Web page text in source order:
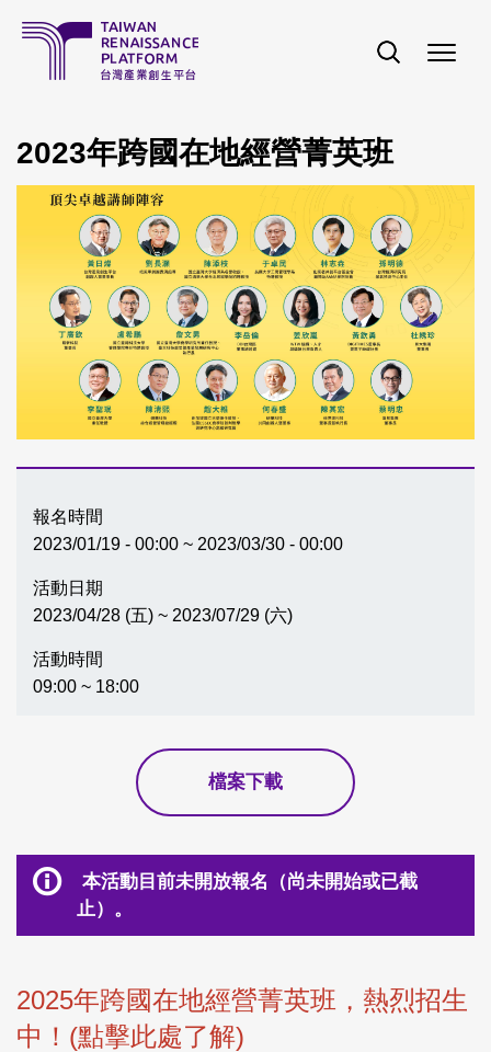
2023年跨國在地經營菁英班
報名時間
2023/01/19 - 00:00 ~ 2023/03/30 - 00:00
活動日期
2023/04/28 (五) ~ 2023/07/29 (六)
活動時間
09:00 ~ 18:00
檔案下載
本活動目前未開放報名（尚未開始或已截
止）。
2025年跨國在地經營菁英班，熱烈招生
中！(點擊此處了解)